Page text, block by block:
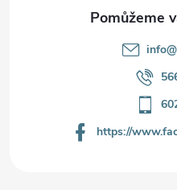
info@
https://